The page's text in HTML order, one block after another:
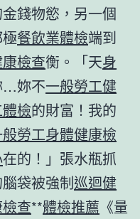
錢物慾，另一個
餐飲業體檢端到
檢查衡。「天身
…妳不一般勞工健
檢的財富！我的
勞工身體健康檢
在的！」張水瓶抓
袋被強制巡迴健
查**體檢推薦 《量